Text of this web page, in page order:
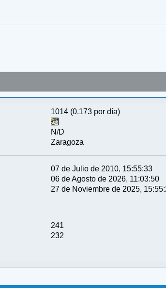
1014 (0.173 por día)
N/D
Zaragoza
07 de Julio de 2010, 15:55:33
06 de Agosto de 2026, 11:03:50
27 de Noviembre de 2025,
241
232